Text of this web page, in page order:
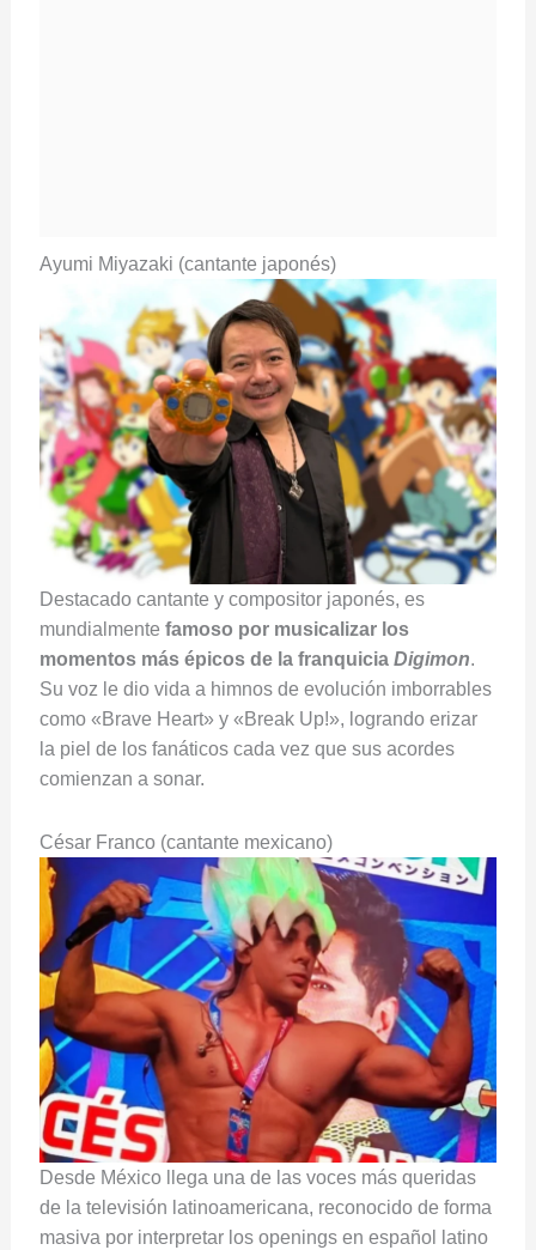
Ayumi Miyazaki (cantante japonés)
Destacado cantante y compositor japonés, es
mundialmente famoso por musicalizar los
momentos más épicos de la franquicia Digimon.
Su voz le dio vida a himnos de evolución imborrables
como «Brave Heart» y «Break Up!», logrando erizar
la piel de los fanáticos cada vez que sus acordes
comienzan a sonar.
César Franco (cantante mexicano)
Desde México llega una de las voces más queridas
de la televisión latinoamericana, reconocido de forma
masiva por interpretar los openings en español latino